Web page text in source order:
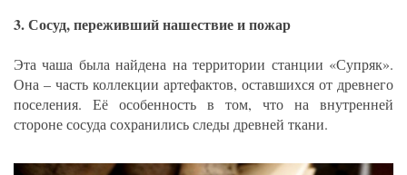
3. Сосуд, переживший нашествие и пожар
Эта чаша была найдена на территории станции «Супряк».
Она – часть коллекции артефактов, оставшихся от древнего
поселения. Её особенность в том, что на внутренней
стороне сосуда сохранились следы древней ткани.